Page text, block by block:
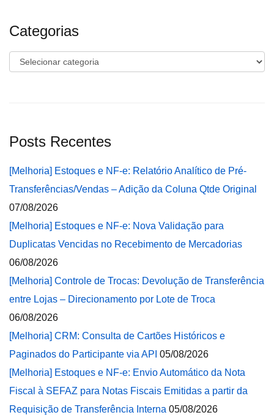
Categorias
Categorias
Posts Recentes
[Melhoria] Estoques e NF-e: Relatório Analítico de Pré-
Transferências/Vendas – Adição da Coluna Qtde Original
07/08/2026
[Melhoria] Estoques e NF-e: Nova Validação para
Duplicatas Vencidas no Recebimento de Mercadorias
06/08/2026
[Melhoria] Controle de Trocas: Devolução de Transferência
entre Lojas – Direcionamento por Lote de Troca
06/08/2026
[Melhoria] CRM: Consulta de Cartões Históricos e
Paginados do Participante via API 05/08/2026
[Melhoria] Estoques e NF-e: Envio Automático da Nota
Fiscal à SEFAZ para Notas Fiscais Emitidas a partir da
Requisição de Transferência Interna 05/08/2026